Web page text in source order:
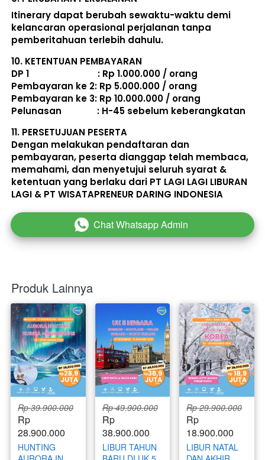
Itinerary dapat berubah sewaktu-waktu demi
kelancaran operasional perjalanan tanpa
pemberitahuan terlebih dahulu.
10. KETENTUAN PEMBAYARAN
DP 1                             : Rp 1.000.000 / orang
Pembayaran ke 2: Rp 5.000.000 / orang
Pembayaran ke 3: Rp 10.000.000 / orang
Pelunasan               : H-45 sebelum keberangkatan
11. PERSETUJUAN PESERTA
Dengan melakukan pendaftaran dan
pembayaran, peserta dianggap telah membaca,
memahami, dan menyetujui seluruh syarat &
ketentuan yang berlaku dari PT LAGI LAGI LIBURAN
LAGI & PT WISATAPRENEUR DARING INDONESIA
` Chat Whatsapp Admin
Produk Lainnya
Rp 39.900.000
Rp
28.900.000
HUNTING
Rp 49.900.000
Rp
38.900.000
LIBUR TAHUN
Rp 29.900.000
Rp
18.900.000
LIBUR NATAL